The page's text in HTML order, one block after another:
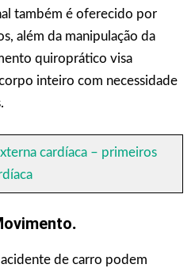
também é oferecido por
além da manipulação da
quiroprático visa
inteiro com necessidade
cardíaca – primeiros
.
de carro podem